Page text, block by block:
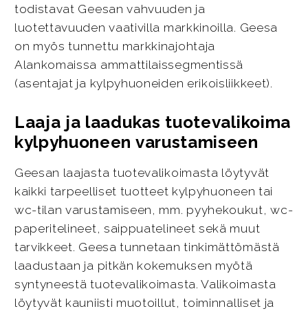
todistavat Geesan vahvuuden ja
luotettavuuden vaativilla markkinoilla. Geesa
on myös tunnettu markkinajohtaja
Alankomaissa ammattilaissegmentissä
(asentajat ja kylpyhuoneiden erikoisliikkeet).
Laaja ja laadukas tuotevalikoima
kylpyhuoneen varustamiseen
Geesan laajasta tuotevalikoimasta löytyvät
kaikki tarpeelliset tuotteet kylpyhuoneen tai
wc-tilan varustamiseen, mm. pyyhekoukut, wc-
paperitelineet, saippuatelineet sekä muut
tarvikkeet. Geesa tunnetaan tinkimättömästä
laadustaan ja pitkän kokemuksen myötä
syntyneestä tuotevalikoimasta. Valikoimasta
löytyvät kauniisti muotoillut, toiminnalliset ja